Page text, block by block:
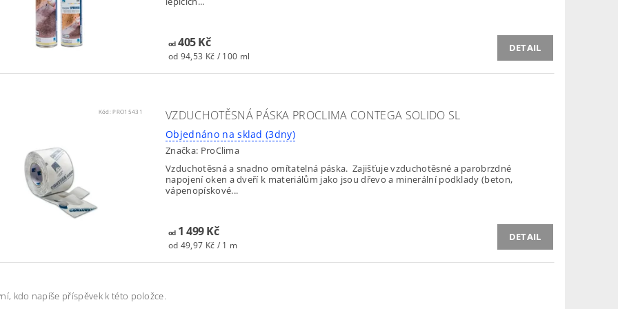
od405 Kč
od 94,53 Kč / 100 ml
DETAIL
Kód:PRO15431 VZDUCHOTĚSNÁ PÁSKA PROCLIMA CONTEGA SOLIDO SL
Objednáno na sklad (3dny)
Značka: ProClima
Vzduchotěsná a snadno omítatelná páska. Zajišťuje vzduchotěsné a parobrzdné
napojení oken a dveří k materiálům jako jsou dřevo a minerální podklady (beton,
vápenopískové...
od1 499 Kč
od 49,97 Kč / 1 m
DETAIL
kdo napíše příspěvek k této položce.